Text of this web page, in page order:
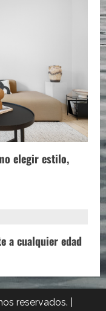
elegir estilo,
a cualquier edad
reservados.